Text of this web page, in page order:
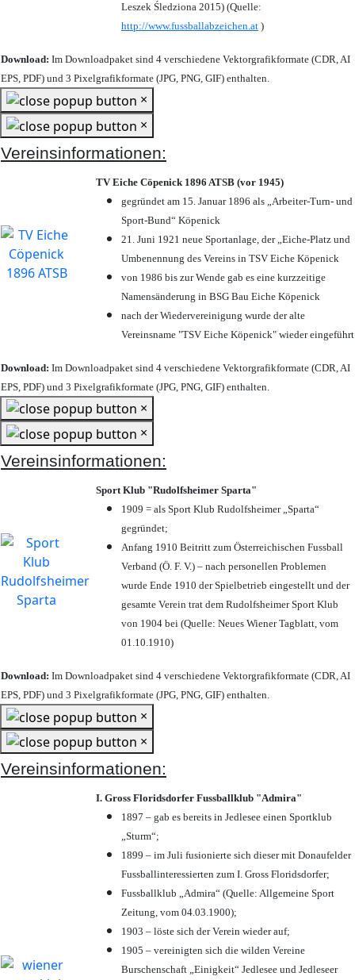
Leszek Śledziona 2015) (Quelle:
http://www.fussballabzeichen.at )
Download: Im Downloadpaket sind 4 verschiedene Vektorgrafikformate (CDR, AI
EPS, PDF) und 3 Pixelgrafikformate (JPG, PNG, GIF) enthalten.
×
×
Vereinsinformationen:
TV Eiche Cöpenick 1896 ATSB (vor 1945)
gegründet am 15. Januar 1896 als „Arbeiter-Turn- und
Sport-Bund“ Köpenick
21. Juni 1921 neue Sportanlage, der „Eiche-Platz und
Umbenennung des Vereins in TSV Eiche Köpenick
von 1986 bis zur Wende gab es eine kurzzeitige
Namensänderung in BSG Bau Eiche Köpenick
nach der Wiedervereinigung wurde der alte
Vereinsname "TSV Eiche Köpenick" wieder eingeführt
Download: Im Downloadpaket sind 4 verschiedene Vektorgrafikformate (CDR, AI
EPS, PDF) und 3 Pixelgrafikformate (JPG, PNG, GIF) enthalten.
×
×
Vereinsinformationen:
Sport Klub "Rudolfsheimer Sparta"
1909 = als Sport Klub Rudolfsheimer „Sparta“
gegründet;
Anfang 1910 Beitritt zum Österreichischen Fussball
Verband (Ö. F. V.) – nach personellen Problemen
wurde Ende 1910 der Spielbetrieb eingestellt und der
gesamte Verein trat dem Rudolfsheimer Sport Klub
von 1904 bei (Quelle: Neues Wiener Tagblatt, vom
01.10.1910)
Download: Im Downloadpaket sind 4 verschiedene Vektorgrafikformate (CDR, AI
EPS, PDF) und 3 Pixelgrafikformate (JPG, PNG, GIF) enthalten.
×
×
Vereinsinformationen:
I. Gross Floridsdorfer Fussballklub "Admira"
1897 – gab es bereits in Jedlesee einen Sportklub
„Sturm“;
1899 – im Juli fusionierte sich dieser mit Donaufelder
Fussballinteressierten zum I. Gross Floridsdorfer;
Fussballklub „Admira“ (Quelle: Allgemeine Sport
Zeitung, vom 04.03.1900);
1903 – löste sich der Verein wieder auf;
1905 – vereinigten sich die wilden Vereine
Burschenschaft „Einigkeit“ Jedlesee und Jedleseer